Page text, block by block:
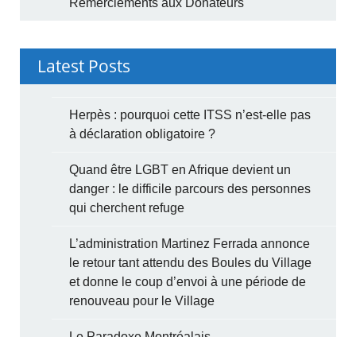
Remerciements aux Donateurs
Latest Posts
Herpès : pourquoi cette ITSS n’est-elle pas
à déclaration obligatoire ?
Quand être LGBT en Afrique devient un
danger : le difficile parcours des personnes
qui cherchent refuge
L’administration Martinez Ferrada annonce
le retour tant attendu des Boules du Village
et donne le coup d’envoi à une période de
renouveau pour le Village